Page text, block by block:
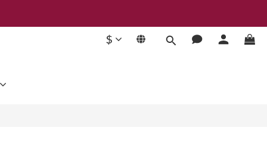
$
立即購買